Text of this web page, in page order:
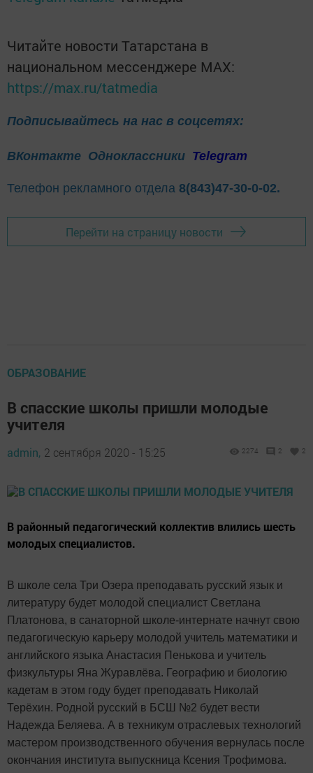
Читайте новости Татарстана в
национальном мессенджере MАХ:
https://max.ru/tatmedia
Подписывайтесь на нас в соцсетях:
ВКонтакте Одноклассники Telegram
Телефон рекламного отдела 8(843)47-30-0-02.
Перейти на страницу новости
ОБРАЗОВАНИЕ
В спасские школы пришли молодые
учителя
admin, 2 сентября 2020 - 15:25 2274 2 2
В районный педагогический коллектив влились шесть
молодых специалистов.
В школе села Три Озера преподавать русский язык и
литературу будет молодой специалист Светлана
Платонова, в санаторной школе-интернате начнут свою
педагогическую карьеру молодой учитель математики и
английского языка Анастасия Пенькова и учитель
физкультуры Яна Журавлёва. Географию и биологию
кадетам в этом году будет преподавать Николай
Терёхин. Родной русский в БСШ №2 будет вести
Надежда Беляева. А в техникум отраслевых технологий
мастером производственного обучения вернулась после
окончания института выпускница Ксения Трофимова.